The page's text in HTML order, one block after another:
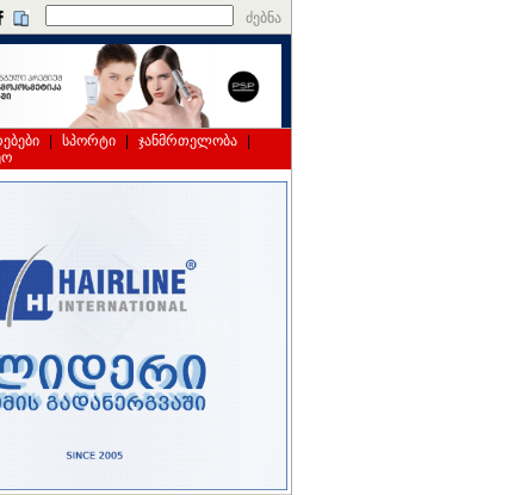
ძებნა
სპორტი ჯანმრთელობა